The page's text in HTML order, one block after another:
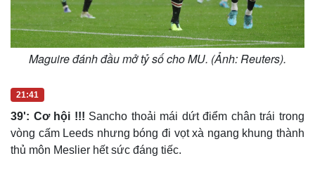
Maguire đánh đầu mở tỷ số cho MU. (Ảnh: Reuters).
21:41
39': Cơ hội !!! Sancho thoải mái dứt điểm chân trái trong
vòng cấm Leeds nhưng bóng đi vọt xà ngang khung thành
thủ môn Meslier hết sức đáng tiếc.